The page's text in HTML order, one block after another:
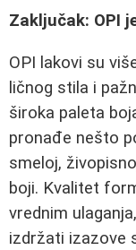
Zaključak: OPI
OPI lakovi su
ličnog stila i
široka paleta
pronađe nešto
smeloj,
boji. Kvalitet
vrednim
izdržati izazove